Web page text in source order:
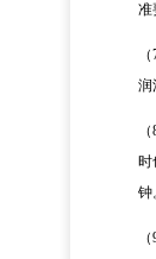
准
润
钟